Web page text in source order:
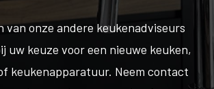
van onze andere keukenadviseurs
uw keuze voor een nieuwe keuken,
keukenapparatuur. Neem contact